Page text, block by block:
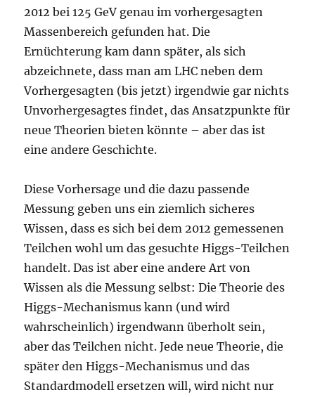
2012 bei 125 GeV genau im vorhergesagten
Massenbereich gefunden hat. Die
Ernüchterung kam dann später, als sich
abzeichnete, dass man am LHC neben dem
Vorhergesagten (bis jetzt) irgendwie gar nichts
Unvorhergesagtes findet, das Ansatzpunkte für
neue Theorien bieten könnte – aber das ist
eine andere Geschichte.
Diese Vorhersage und die dazu passende
Messung geben uns ein ziemlich sicheres
Wissen, dass es sich bei dem 2012 gemessenen
Teilchen wohl um das gesuchte Higgs-Teilchen
handelt. Das ist aber eine andere Art von
Wissen als die Messung selbst: Die Theorie des
Higgs-Mechanismus kann (und wird
wahrscheinlich) irgendwann überholt sein,
aber das Teilchen nicht. Jede neue Theorie, die
später den Higgs-Mechanismus und das
Standardmodell ersetzen will, wird nicht nur